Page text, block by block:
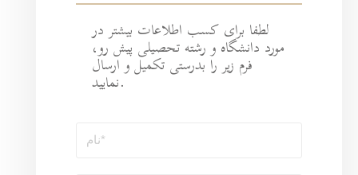
بیشتر در
تحصیلی پیش رو،
تکمیل و ارسال